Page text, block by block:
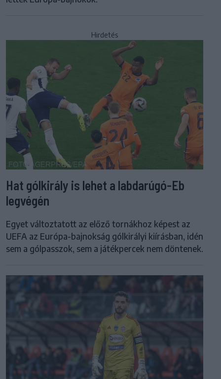
Hirdetés
Hat gólkirály is lehet a labdarúgó-Eb
legvégén
Egyet változtatott az előző tornákhoz képest az
UEFA az Európa-bajnokság gólkirályi kiírásban, idén
sem a gólpasszok, sem a játékpercek nem döntenek.